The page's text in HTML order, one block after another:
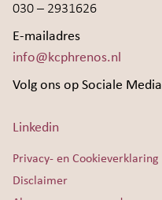
030 – 2931626
E-mailadres
info@kcphrenos.nl
Volg ons op Sociale Media
Linkedin
Privacy- en Cookieverklaring
Disclaimer